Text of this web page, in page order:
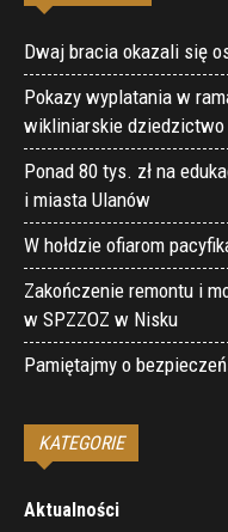
Dwaj bracia okazali się
Pokazy wyplatania w
wikliniarskie dziedzictwo
Ponad 80 tys. zł na
i miasta Ulanów
W hołdzie ofiarom
Zakończenie remontu i
w SPZZOZ w Nisku
Pamiętajmy o
KATEGORIE
Aktualności